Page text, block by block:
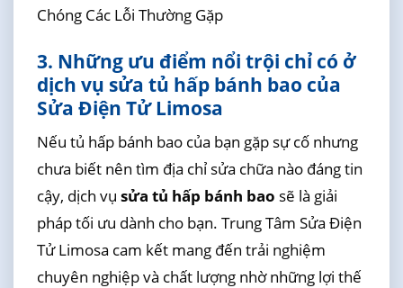
Chóng Các Lỗi Thường Gặp
3. Những ưu điểm nổi trội chỉ có ở
dịch vụ sửa tủ hấp bánh bao của
Sửa Điện Tử Limosa
Nếu tủ hấp bánh bao của bạn gặp sự cố nhưng
chưa biết nên tìm địa chỉ sửa chữa nào đáng tin
cậy, dịch vụ sửa tủ hấp bánh bao sẽ là giải
pháp tối ưu dành cho bạn. Trung Tâm Sửa Điện
Tử Limosa cam kết mang đến trải nghiệm
chuyên nghiệp và chất lượng nhờ những lợi thế